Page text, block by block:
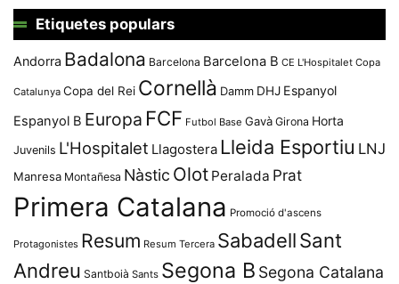
Etiquetes populars
Andorra Badalona Barcelona Barcelona B CE L'Hospitalet Copa
Catalunya Copa del Rei Cornellà Damm DHJ Espanyol
Espanyol B Europa FCF Futbol Base Gavà Girona Horta
Juvenils L'Hospitalet Llagostera Lleida Esportiu LNJ
Manresa Montañesa Nàstic Olot Peralada Prat
Primera Catalana Promoció d'ascens
Protagonistes Resum Resum Tercera SabadellSant
Andreu Santboià Sants Segona B Segona Catalana